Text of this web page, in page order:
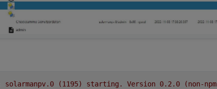
solarmanpv.0 (1195) starting. Version 0.2 .0 (non-